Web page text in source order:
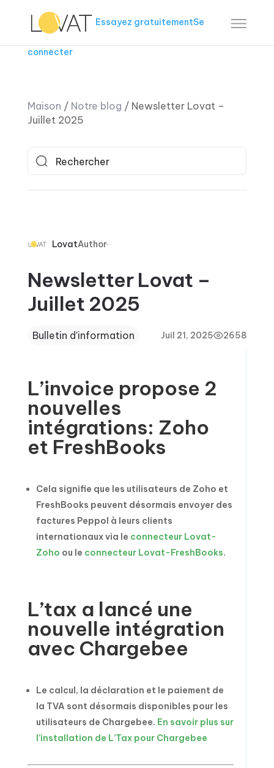
Essayez gratuitementSe
connecter
Maison / Notre blog / Newsletter Lovat –
Juillet 2025
LovatAuthor
Newsletter Lovat –
Juillet 2025
Bulletin d'information Juil 21, 2025 2658
L’invoice propose 2
nouvelles
intégrations: Zoho
et FreshBooks
Cela signifie que les utilisateurs de Zoho et
FreshBooks peuvent désormais envoyer des
factures Peppol à leurs clients
internationaux via le connecteur Lovat-
Zoho ou le connecteur Lovat-FreshBooks.
L’tax a lancé une
nouvelle intégration
avec Chargebee
Le calcul, la déclaration et le paiement de
la TVA sont désormais disponibles pour les
utilisateurs de Chargebee. En savoir plus sur
l’installation de L’Tax pour Chargebee